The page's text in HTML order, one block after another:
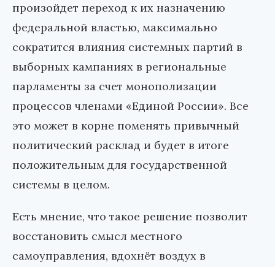
произойдет переход к их назначению
федеральной властью, максимально
сократится влияния системных партий в
выборных кампаниях в региональные
парламенты за счет монополизации
процессов членами «Единой России». Все
это может в корне поменять привычный
политический расклад и будет в итоге
положительным для государственной
системы в целом.
Есть мнение, что такое решение позволит
восстановить смысл местного
самоуправления, вдохнёт воздух в